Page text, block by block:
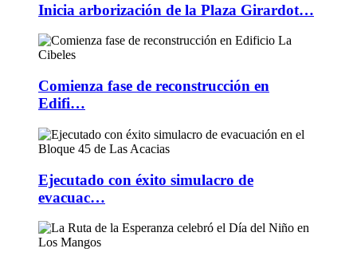
Inicia arborización de la Plaza Girardot…
Comienza fase de reconstrucción en
Edifi…
Ejecutado con éxito simulacro de
evacuac…